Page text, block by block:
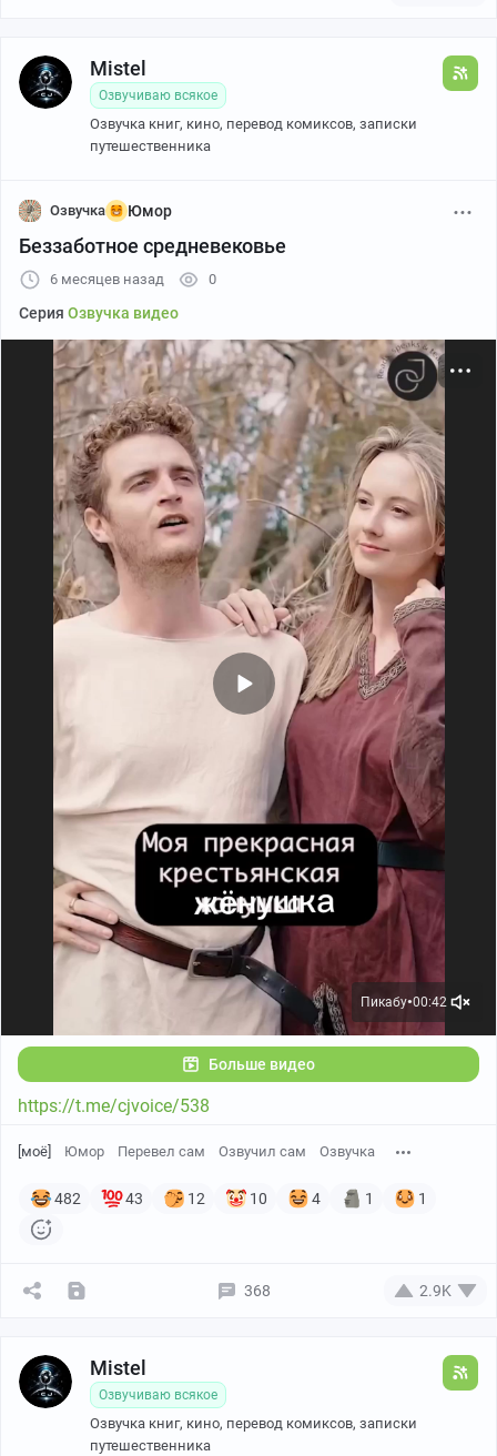
Mistel
Озвучиваю всякое
Озвучка книг, кино, перевод комиксов, записки
путешественника
Озвучка Юмор
Беззаботное средневековье
6 месяцев назад 0
Серия Озвучка видео
Пикабу●00:42
Больше видео
https://t.me/cjvoice/538
[моё] Юмор Перевел сам Озвучил сам Озвучка
482 43 12 10 4 1 1
368 2.9K
Mistel
Озвучиваю всякое
Озвучка книг, кино, перевод комиксов, записки
путешественника